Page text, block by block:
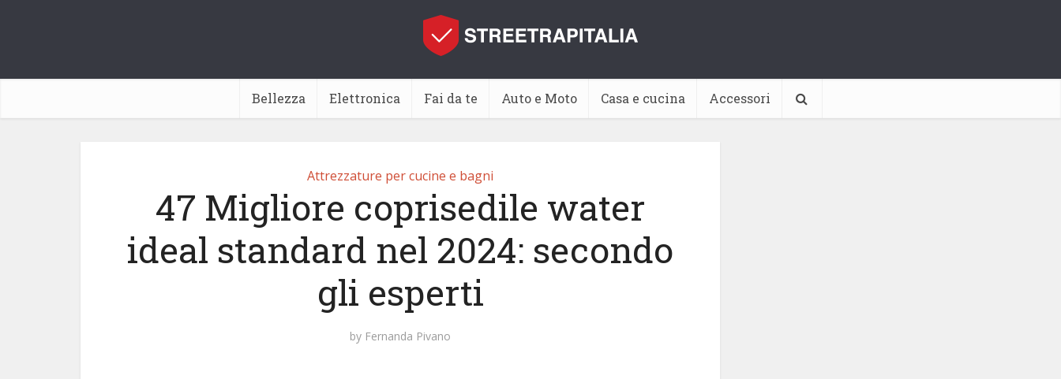
Bellezza Elettronica Fai da te Auto e Moto Casa e cucina Accessori
Attrezzature per cucine e bagni
47 Migliore coprisedile water
ideal standard nel 2024: secondo
gli esperti
by Fernanda Pivano